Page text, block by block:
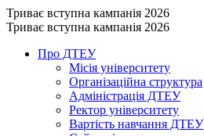
Триває вступна кампанія 2026
Триває вступна кампанія 2026
Про ДТЕУ
Місія університету
Організаційна структура
Адміністрація ДТЕУ
Ректор університету
Вартість навчання ДТЕУ